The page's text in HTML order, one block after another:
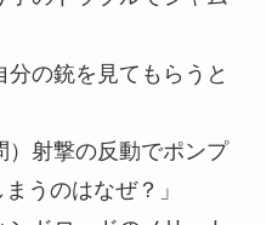
の銃を見てもらうと
）射撃の反動でポンプ
うのはなぜ？」